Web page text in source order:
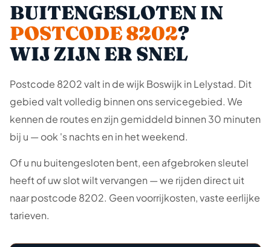
BUITENGESLOTEN IN
POSTCODE 8202?
WIJ ZIJN ER SNEL
Postcode 8202 valt in de wijk Boswijk in Lelystad. Dit
gebied valt volledig binnen ons servicegebied. We
kennen de routes en zijn gemiddeld binnen 30 minuten
bij u — ook 's nachts en in het weekend.
Of u nu buitengesloten bent, een afgebroken sleutel
heeft of uw slot wilt vervangen — we rijden direct uit
naar postcode 8202. Geen voorrijkosten, vaste eerlijke
tarieven.